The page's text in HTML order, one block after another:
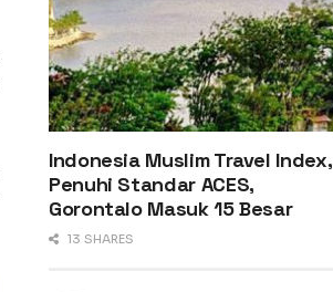
Indonesia Muslim Travel Index,
Penuhi Standar ACES,
Gorontalo Masuk 15 Besar
13 SHARES